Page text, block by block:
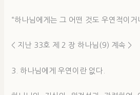
“하나님에게는 그 어떤 것도 우연적이거
< 지난 33호 제 2 장 하나님(9) 계속 >
3. 하나님에게 우연이란 없다.